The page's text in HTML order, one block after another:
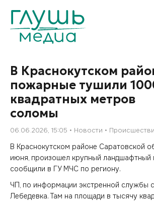
В Краснокутском
пожарные тушили
квадратных метров
соломы
06.06.2026, 15:05 Новости
В Краснокутском районе Саратовской
июня, произошел крупный
сообщили в ГУ МЧС по региону.
ЧП, по информации экстренной службы
Лебедевка. Там на площади в тысячу